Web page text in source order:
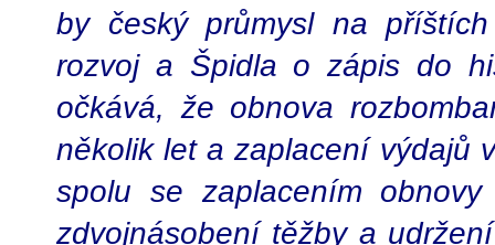
by český průmysl na
rozvoj a Špidla o zápis do
očkává, že obnova
několik let a zaplacení výdajů
spolu se zaplacením
zdvojnásobení těžby a